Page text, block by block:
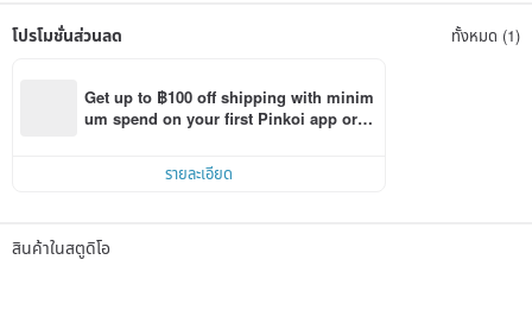
โปรโมชั่นส่วนลด ทั้งหมด (1)
Get up to ฿100 off shipping with minim
um spend on your first Pinkoi app orde
รายละเอียด
สินค้าในสตูดิโอ